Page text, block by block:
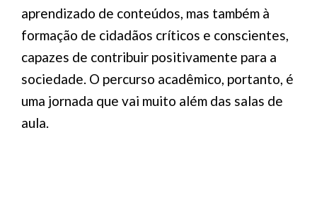
aprendizado de conteúdos, mas também à
formação de cidadãos críticos e conscientes,
capazes de contribuir positivamente para a
sociedade. O percurso acadêmico, portanto, é
uma jornada que vai muito além das salas de
aula.